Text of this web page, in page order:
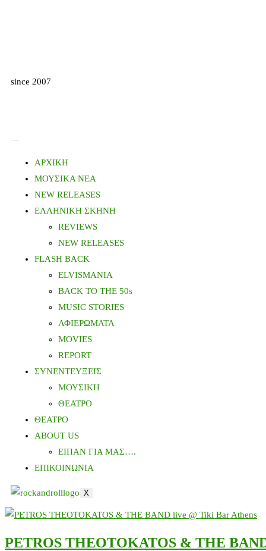
since 2007
ΑΡΧΙΚΗ
ΜΟΥΣΙΚΑ ΝΕΑ
NEW RELEASES
ΕΛΛΗΝΙΚΗ ΣΚΗΝΗ
REVIEWS
NEW RELEASES
FLASH BACK
ELVISMANIA
BACK TO THE 50s
MUSIC STORIES
ΑΦΙΕΡΩΜΑΤΑ
MOVIES
REPORT
ΣΥΝΕΝΤΕΥΞΕΙΣ
ΜΟΥΣΙΚΗ
ΘΕΑΤΡΟ
ΘΕΑΤΡΟ
ABOUT US
ΕΙΠΑΝ ΓΙΑ ΜΑΣ….
ΕΠΙΚΟΙΝΩΝΙΑ
X
PETROS THEOTOKATOS & THE